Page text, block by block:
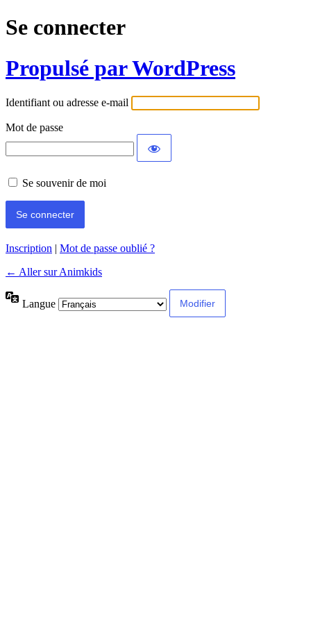
Se connecter
Propulsé par WordPress
Identifiant ou adresse e-mail
Mot de passe
Se souvenir de moi
Inscription | Mot de passe oublié ?
← Aller sur Animkids
Langue